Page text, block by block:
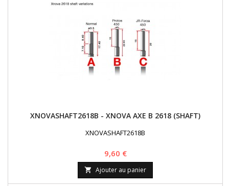
XNOVASHAFT2618B - XNOVA AXE B 2618 (SHAFT)
XNOVASHAFT2618B
Prix
9,60 €
 Ajouter au panier